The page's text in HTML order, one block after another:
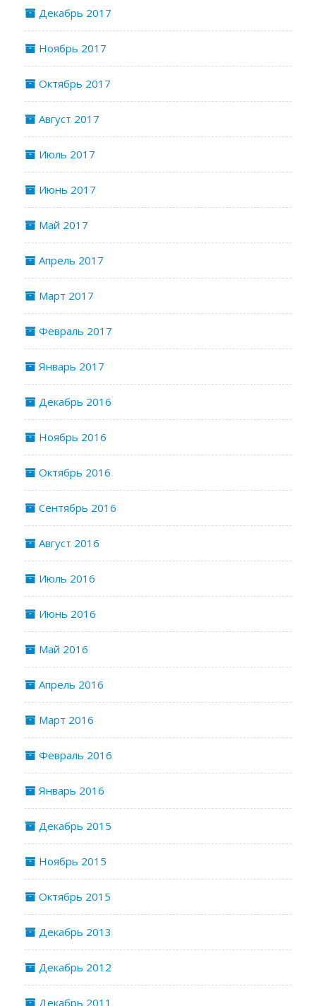
Декабрь 2017
Ноябрь 2017
Октябрь 2017
Август 2017
Июль 2017
Июнь 2017
Май 2017
Апрель 2017
Март 2017
Февраль 2017
Январь 2017
Декабрь 2016
Ноябрь 2016
Октябрь 2016
Сентябрь 2016
Август 2016
Июль 2016
Июнь 2016
Май 2016
Апрель 2016
Март 2016
Февраль 2016
Январь 2016
Декабрь 2015
Ноябрь 2015
Октябрь 2015
Декабрь 2013
Декабрь 2012
Декабрь 2011